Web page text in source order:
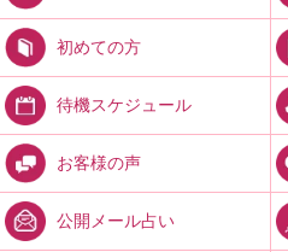
初めての方
待機スケジュール
お客様の声
公開メール占い